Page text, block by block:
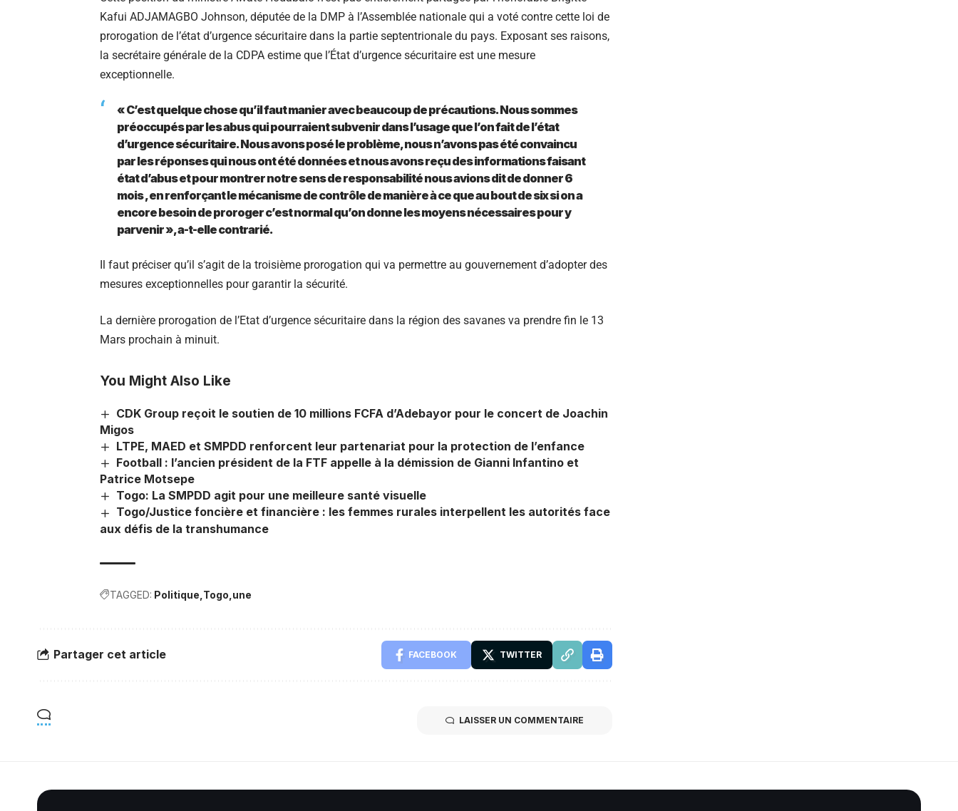
Kafui ADJAMAGBO Johnson, députée de la DMP à l’Assemblée nationale qui a voté contre cette loi de
prorogation de l’état d’urgence sécuritaire dans la partie septentrionale du pays. Exposant ses raisons,
la secrétaire générale de la CDPA estime que l’État d’urgence sécuritaire est une mesure
exceptionnelle.
« C’est quelque chose qu’il faut manier avec beaucoup de précautions. Nous sommes
préoccupés par les abus qui pourraient subvenir dans l’usage que l’on fait de l’état
d’urgence sécuritaire. Nous avons posé le problème, nous n’avons pas été convaincu
par les réponses qui nous ont été données et nous avons reçu des informations faisant
état d’abus et pour montrer notre sens de responsabilité nous avions dit de donner 6
mois , en renforçant le mécanisme de contrôle de manière à ce que au bout de six si on a
encore besoin de proroger c’est normal qu’on donne les moyens nécessaires pour y
parvenir », a-t-elle contrarié.
Il faut préciser qu’il s’agit de la troisième prorogation qui va permettre au gouvernement d’adopter des
mesures exceptionnelles pour garantir la sécurité.
La dernière prorogation de l’Etat d’urgence sécuritaire dans la région des savanes va prendre fin le 13
Mars prochain à minuit.
You Might Also Like
CDK Group reçoit le soutien de 10 millions FCFA d’Adebayor pour le concert de Joachin
Migos
LTPE, MAED et SMPDD renforcent leur partenariat pour la protection de l’enfance
Football : l’ancien président de la FTF appelle à la démission de Gianni Infantino et
Patrice Motsepe
Togo: La SMPDD agit pour une meilleure santé visuelle
Togo/Justice foncière et financière : les femmes rurales interpellent les autorités face
aux défis de la transhumance
TAGGED: Politique Togo une
Partager cet article FACEBOOK TWITTER
LAISSER UN COMMENTAIRE